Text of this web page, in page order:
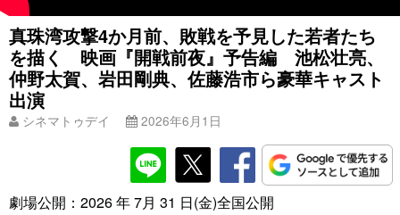
真珠湾攻撃4か月前、敗戦を予見した若者たち
を描く 映画『開戦前夜』予告編 池松壮亮、
仲野太賀、岩田剛典、佐藤浩市ら豪華キャスト
出演
シネマトゥデイ 2026年6月1日
劇場公開：2026 年 7月 31 日(金)全国公開